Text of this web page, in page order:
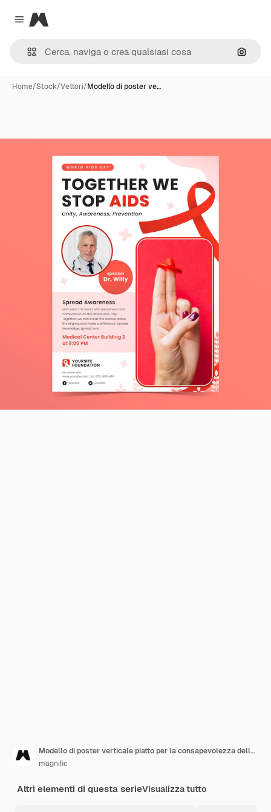
Close menu
Magnific
Cerca
Home/Stock/Vettori/Modello di poster ve…
Modello di poster verticale piatto per la consapevolezza della giornata mondiale contro l'aids con la mano che mostra il segno
magnific
Altri elementi di questa serieVisualizza tutto